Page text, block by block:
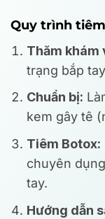
Quy trình
Thăm khám
trạng bắp
Chuẩn bị:
kem gây tê
Tiêm Botox:
chuyên
tay.
Hướng dẫn